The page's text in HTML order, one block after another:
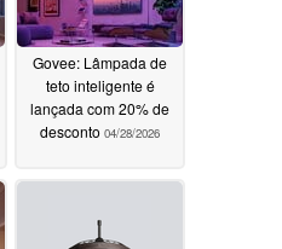
Govee: Lâmpada de
teto inteligente é
lançada com 20% de
desconto 04/28/2026